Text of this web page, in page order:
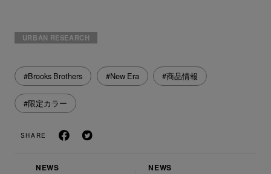
URBAN RESEARCH
#Brooks Brothers #New Era #商品情報
#限定カラー
SHARE
NEWS
NEWS